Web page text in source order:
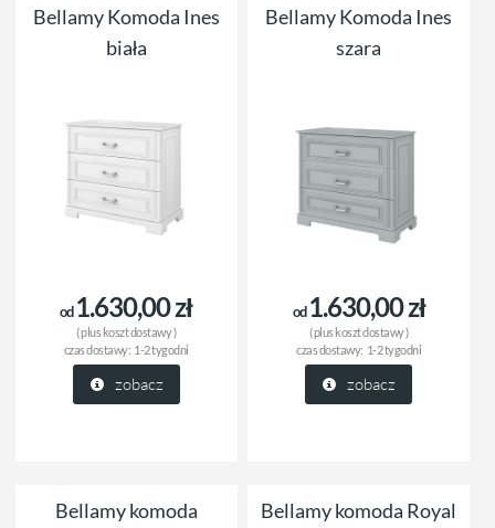
Bellamy Komoda Ines
biała
od1.630,00 zł
( plus koszt dostawy)
czas dostawy: 1-2 tygodni
zobacz
Bellamy Komoda Ines
szara
od1.630,00 zł
( plus koszt dostawy)
czas dostawy: 1-2 tygodni
zobacz
Bellamy komoda
Bellamy komoda Royal